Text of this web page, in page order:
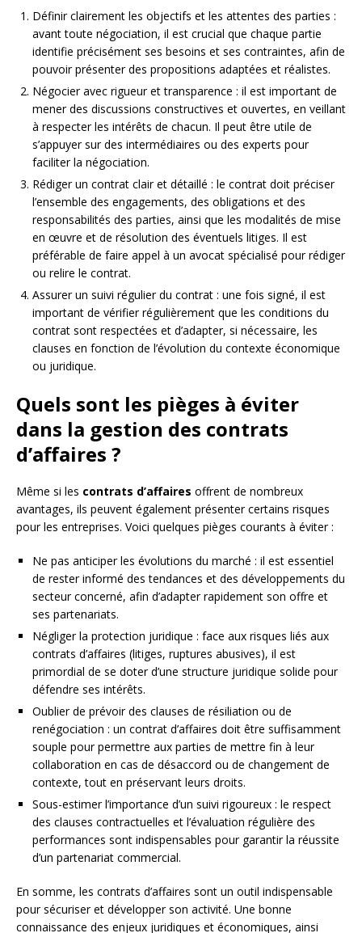
Définir clairement les objectifs et les attentes des parties :
avant toute négociation, il est crucial que chaque partie
identifie précisément ses besoins et ses contraintes, afin de
pouvoir présenter des propositions adaptées et réalistes.
Négocier avec rigueur et transparence : il est important de
mener des discussions constructives et ouvertes, en veillant
à respecter les intérêts de chacun. Il peut être utile de
s’appuyer sur des intermédiaires ou des experts pour
faciliter la négociation.
Rédiger un contrat clair et détaillé : le contrat doit préciser
l’ensemble des engagements, des obligations et des
responsabilités des parties, ainsi que les modalités de mise
en œuvre et de résolution des éventuels litiges. Il est
préférable de faire appel à un avocat spécialisé pour rédiger
ou relire le contrat.
Assurer un suivi régulier du contrat : une fois signé, il est
important de vérifier régulièrement que les conditions du
contrat sont respectées et d’adapter, si nécessaire, les
clauses en fonction de l’évolution du contexte économique
ou juridique.
Quels sont les pièges à éviter
dans la gestion des contrats
d’affaires ?
Même si les contrats d’affaires offrent de nombreux
avantages, ils peuvent également présenter certains risques
pour les entreprises. Voici quelques pièges courants à éviter :
Ne pas anticiper les évolutions du marché : il est essentiel
de rester informé des tendances et des développements du
secteur concerné, afin d’adapter rapidement son offre et
ses partenariats.
Négliger la protection juridique : face aux risques liés aux
contrats d’affaires (litiges, ruptures abusives), il est
primordial de se doter d’une structure juridique solide pour
défendre ses intérêts.
Oublier de prévoir des clauses de résiliation ou de
renégociation : un contrat d’affaires doit être suffisamment
souple pour permettre aux parties de mettre fin à leur
collaboration en cas de désaccord ou de changement de
contexte, tout en préservant leurs droits.
Sous-estimer l’importance d’un suivi rigoureux : le respect
des clauses contractuelles et l’évaluation régulière des
performances sont indispensables pour garantir la réussite
d’un partenariat commercial.
En somme, les contrats d’affaires sont un outil indispensable
pour sécuriser et développer son activité. Une bonne
connaissance des enjeux juridiques et économiques, ainsi